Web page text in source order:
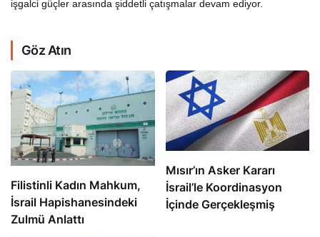
işgalci güçler arasında şiddetli çatışmalar devam ediyor.
Göz Atın
Filistinli Kadın Mahkum,
İsrail Hapishanesindeki
Zulmü Anlattı
Mısır’ın Asker Kararı
İsrail’le Koordinasyon
İçinde Gerçekleşmiş